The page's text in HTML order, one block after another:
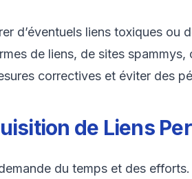
d’éventuels liens toxiques ou
de liens, de sites
correctives et éviter des
de Liens
du temps et des